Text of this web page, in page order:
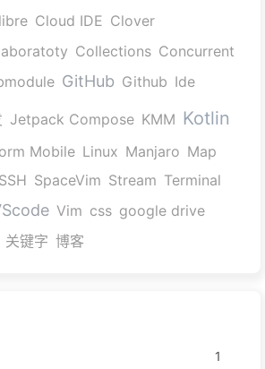
Cloud IDE Clover
Collections Concurrent
GitHub Github Ide
Jetpack Compose KMM Kotlin
Mobile Linux Manjaro Map
SSH SpaceVim Stream Terminal
Vim css google drive
关键字 博客
1